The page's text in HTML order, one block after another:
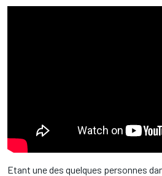
Etant une des quelques personnes